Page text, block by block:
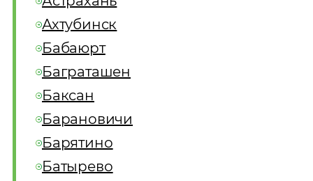
Ахтубинск
Бабаюрт
Баграташен
Баксан
Барановичи
Барятино
Батырево